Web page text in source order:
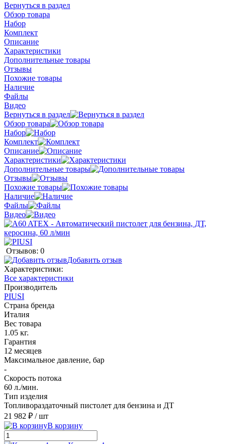
Вернуться в раздел
Обзор товара
Набор
Комплект
Описание
Характеристики
Дополнительные товары
Отзывы
Похожие товары
Наличие
Файлы
Видео
Вернуться в раздел
Обзор товара
Набор
Комплект
Описание
Характеристики
Дополнительные товары
Отзывы
Похожие товары
Наличие
Файлы
Видео
Отзывов: 0
Добавить отзыв
Характеристики:
Все характеристики
Производитель
PIUSI
Страна бренда
Италия
Вес товара
1.05 кг.
Гарантия
12 месяцев
Максимальное давление, бар
-
Скорость потока
60 л./мин.
Тип изделия
Топливораздаточный пистолет для бензина и ДТ
21 982 ₽ / шт
В корзину